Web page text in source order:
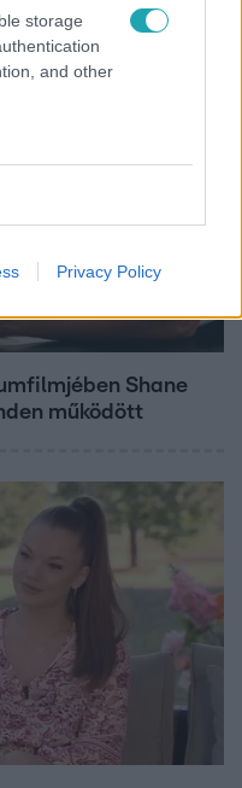
storage
and other
Privacy Policy
Shane
működött